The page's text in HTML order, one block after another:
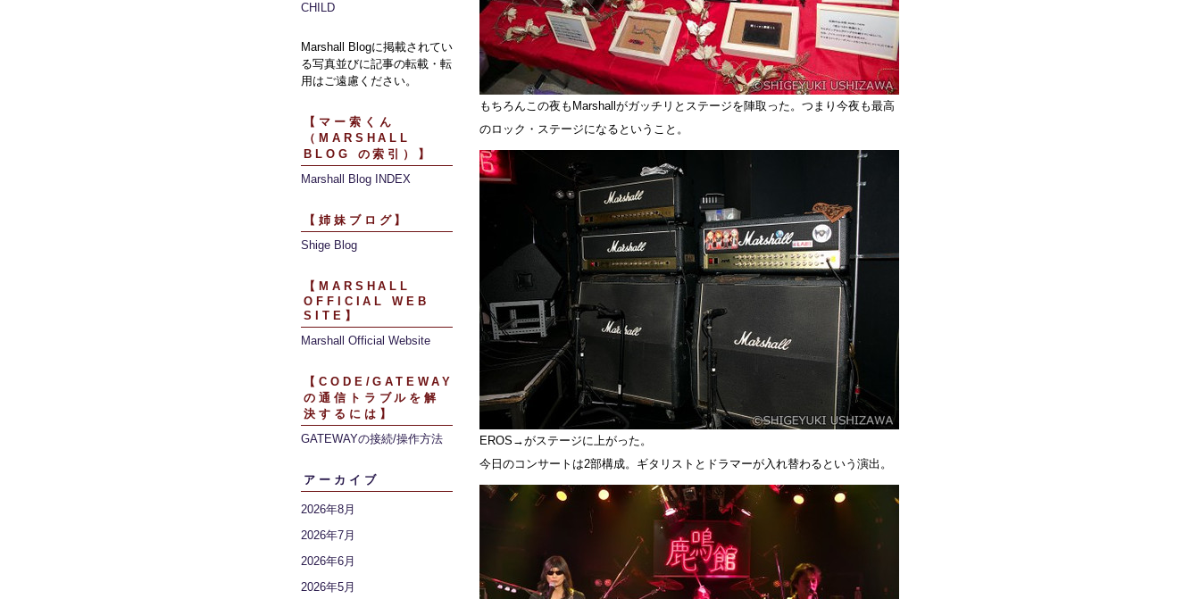
CHILD
Marshall Blogに掲載されてい
る写真並びに記事の転載・転
用はご遠慮ください。
【マー索くん
（MARSHALL
BLOG の索引）】
Marshall Blog INDEX
【姉妹ブログ】
Shige Blog
【MARSHALL
OFFICIAL WEB
SITE】
Marshall Official Website
【CODE/GATEWAY
の通信トラブルを解
決するには】
GATEWAYの接続/操作方法
アーカイブ
2026年8月
2026年7月
2026年6月
2026年5月
もちろんこの夜もMarshallがガッチリとステージを陣取った。つまり今夜も最高
のロック・ステージになるということ。
EROS→がステージに上がった。
今日のコンサートは2部構成。ギタリストとドラマーが入れ替わるという演出。